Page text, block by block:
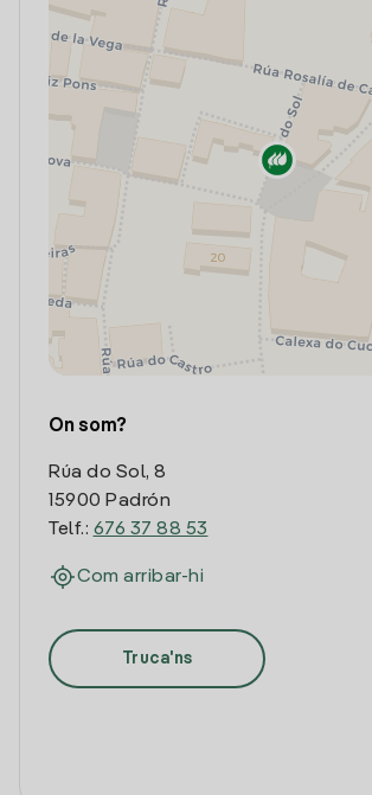
On som?
Rúa do Sol, 8
15900 Padrón
Telf.: 676 37 88 53
Com arribar-hi
Truca'ns